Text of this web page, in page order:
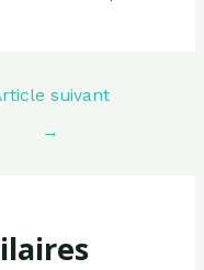
suivant
→